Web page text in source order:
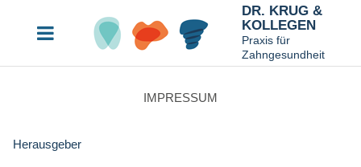
DR. KRUG &
KOLLEGEN
Praxis für
Zahngesundheit
IMPRESSUM
Herausgeber